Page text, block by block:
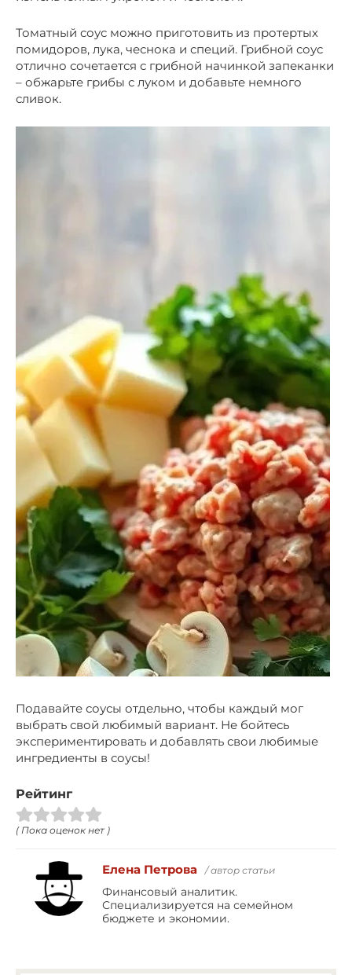
Томатный соус можно приготовить из протертых
помидоров, лука, чеснока и специй. Грибной соус
отлично сочетается с грибной начинкой запеканки
– обжарьте грибы с луком и добавьте немного
сливок.
Подавайте соусы отдельно, чтобы каждый мог
выбрать свой любимый вариант. Не бойтесь
экспериментировать и добавлять свои любимые
ингредиенты в соусы!
Рейтинг
( Пока оценок нет )
Елена Петрова / автор статьи
Финансовый аналитик.
Специализируется на семейном
бюджете и экономии.